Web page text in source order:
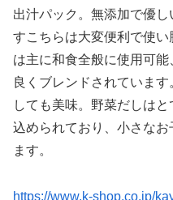
出汁パック。無添加で優
すこちらは大変便利で使
は主に和食全般に使用可
良くブレンドされていま
しても美味。野菜だしは
込められており、小さな
ます。
https://www.k-shop.co.jp/